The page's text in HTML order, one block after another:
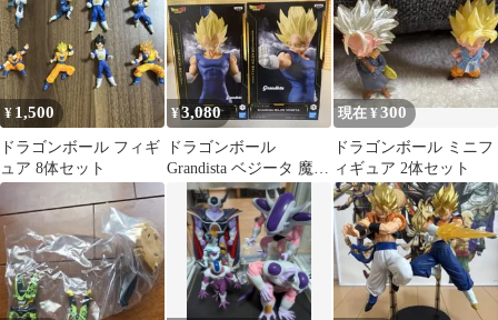
¥ 1,500
ドラゴンボール フィギ
ュア 8体セット
¥3,080
ドラゴンボール
Grandista ベジータ 魔人
ベジータ フィギュア
現在 ¥300
ドラゴンボール ミニフ
ィギュア 2体セット